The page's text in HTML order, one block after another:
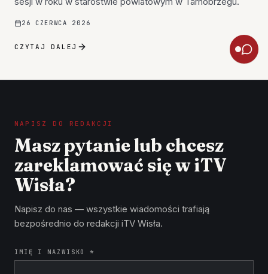
26 CZERWCA 2026
CZYTAJ DALEJ
NAPISZ DO REDAKCJI
Masz pytanie lub chcesz
zareklamować się w iTV
Wisła?
Napisz do nas — wszystkie wiadomości trafiają
bezpośrednio do redakcji iTV Wisła.
IMIĘ I NAZWISKO *